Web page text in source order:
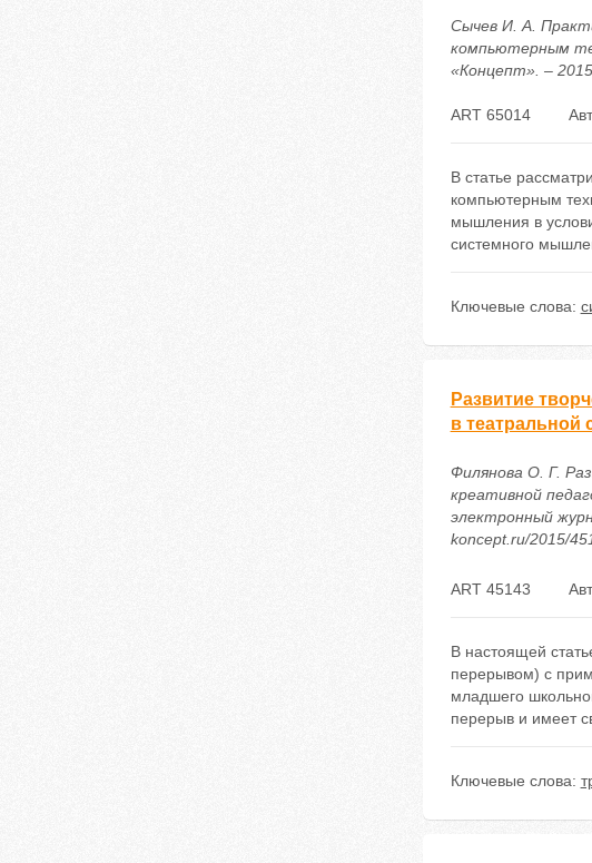
Сычев И. А.
компьютерным
«Концепт». –
ART 65014
В статье
компьютерным
мышления в
системного
Ключевые слова:
Развитие
в театральной
Филянова О. Г.
креативной
электронный
koncept.ru/2015/
ART 45143
В настоящей
перерывом) с
младшего
перерыв и имеет
Ключевые слова: